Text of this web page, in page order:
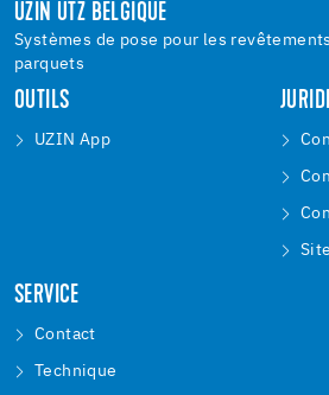
UZIN UTZ BELGIQUE
Systèmes de pose pour les
parquets
OUTILS
UZIN App
SERVICE
Contact
Technique